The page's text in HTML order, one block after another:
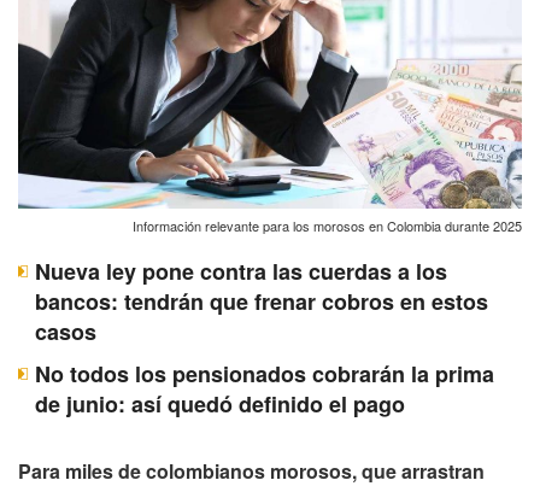
Información relevante para los morosos en Colombia durante 2025
Nueva ley pone contra las cuerdas a los
bancos: tendrán que frenar cobros en estos
casos
No todos los pensionados cobrarán la prima
de junio: así quedó definido el pago
Para miles de colombianos morosos, que arrastran